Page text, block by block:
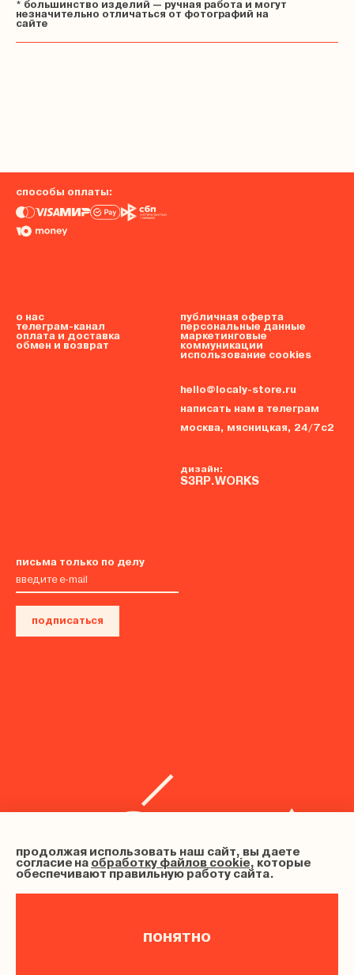
* большинство изделий — ручная работа и могут
незначительно отличаться от фотографий на
сайте
письма только по делу
подписаться
о нас
телеграм-канал
оплата и доставка
обмен и возврат
публичная оферта
персональные данные
маркетинговые
коммуникации
использование cookies
hello@localy-store.ru
написать нам в телеграм
москва, мясницкая, 24/7с2
дизайн:
S3RP.WORKS
способы оплаты:
продолжая использовать наш сайт, вы даете
согласие на обработку файлов cookie, которые
обеспечивают правильную работу сайта.
понятно